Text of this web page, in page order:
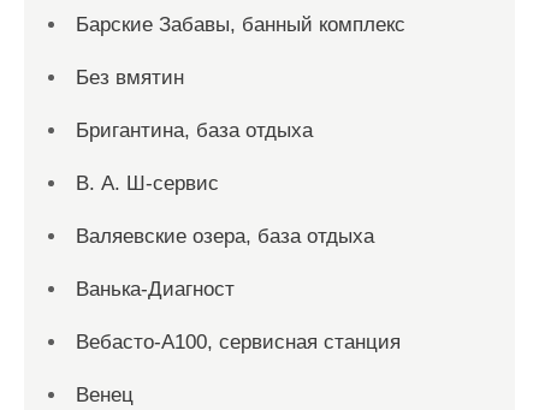
Барские Забавы, банный комплекс
Без вмятин
Бригантина, база отдыха
В. А. Ш-сервис
Валяевские озера, база отдыха
Ванька-Диагност
Вебасто-А100, сервисная станция
Венец